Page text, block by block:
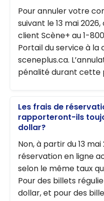
Pour annuler votre
suivant le 13 mai
client Scène+ au 1-
Portail du service à la
sceneplus.ca.
pénalité durant cette
Les frais de
rapporteront-ils
dollar?
Non, à partir du 13
réservation en ligne
selon le même taux
Pour des billets
dollar, et pour des